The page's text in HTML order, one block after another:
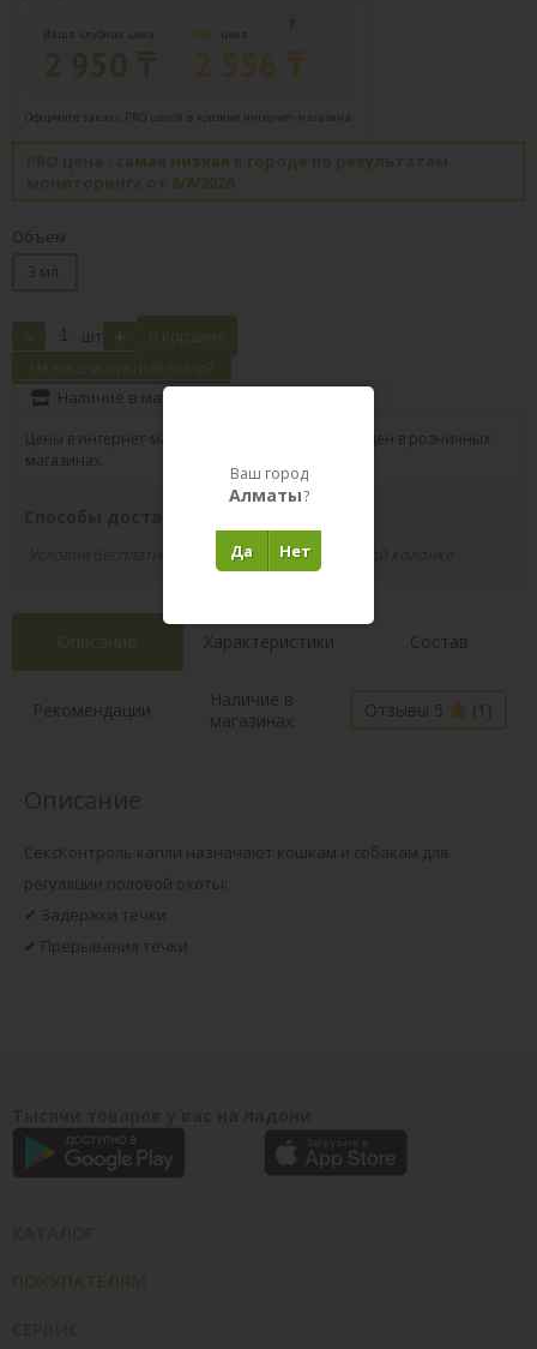
Ваша клубная цена: PRO цена:
2 556 ₸
Оформите заказ с PRO ценой в корзине интернет-магазина.
PRO цена - самая низкая в городе по результатам
мониторинга от 8/8/2026
Объем
3 мл.
- шт + В корзину
Не нашли нужный товар?
Наличие в магазинах
Цены в интернет-магазине могут отличаться от цен в розничных
магазинах.
Условия бесплатной доставки указаны в правой колонке
Описание Характеристики Состав
Рекомендации
Наличие в
магазинах
Отзывы 5 (1)
СексКонтроль капли назначают кошкам и собакам для
регуляции половой охоты:
✔ Задержки течки
✔ Прерывания течки
Ваш город
Алматы?
Нет
Да